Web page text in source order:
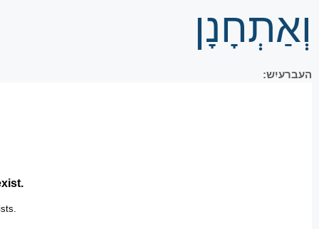
וְאַתְחָנָן
העברעיִש: